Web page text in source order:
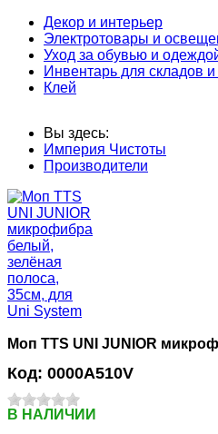
Декор и интерьер
Электротовары и
Уход за обувью и
Инвентарь для складов
Клей
Вы здесь:
Империя Чистоты
Производители
Моп TTS UNI JUNIOR
Код: 0000A510V
В НАЛИЧИИ